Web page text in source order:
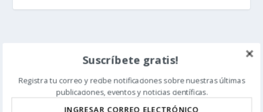
EL ENIGMA DE LA INFORMACIÓN
(BIOLÓGICA)
Reproductor
de
Suscríbete gratis!
Registra tu correo y recibe notificaciones sobre nuestras últimas
publicaciones, eventos y noticias científicas.